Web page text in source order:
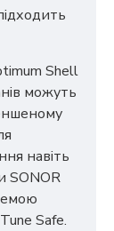
Shell
можуть
навіть
SONOR
Safe.